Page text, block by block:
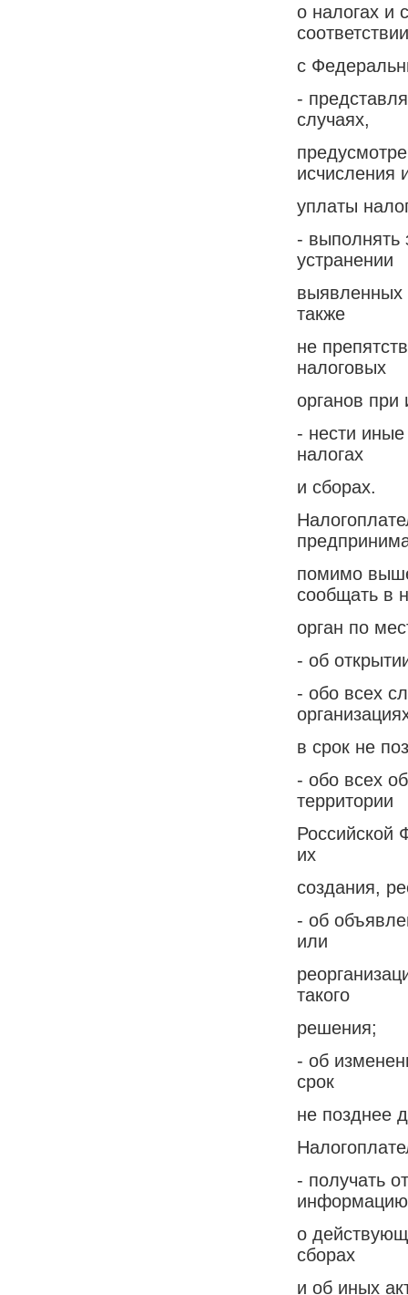
о налогах и
соответствии
с
-
случаях,
исчисления
уплаты
- выполнять
устранении
выявленных
также
не
налоговых
органов при
- нести
налогах
и сборах.
помимо
сообщать в
орган по
- об
- обо всех
в срок не
- обо всех
территории
Российской
их
создания,
- об
или
такого
решения;
- об
срок
не позднее
- получать
информацию
о
сборах
и об иных